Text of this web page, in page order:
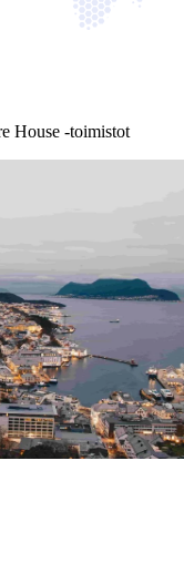
House -toimistot